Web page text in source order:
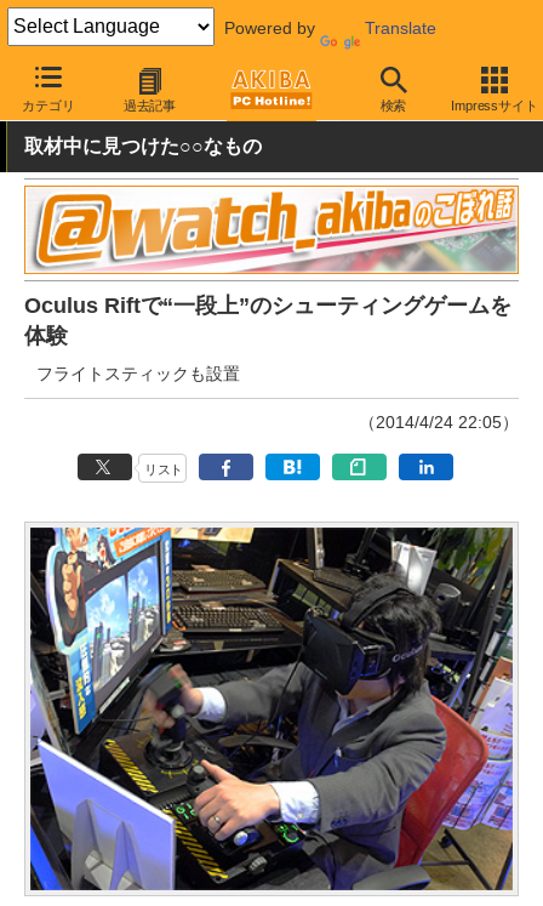
Powered by Translate
カテゴリ 過去記事 検索 Impressサイト
AKIBA PC Hotline! PC周辺機器 HMD
取材中に見つけた○○なもの
Oculus Riftで“一段上”のシューティングゲームを
体験
フライトスティックも設置
（2014/4/24 22:05）
リスト